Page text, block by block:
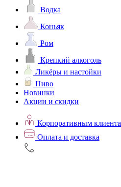
Водка
Коньяк
Ром
Крепкий алкоголь
Ликёры и настойки
Пиво
Новинки
Акции и скидки
Корпоративным
Оплата и доставка